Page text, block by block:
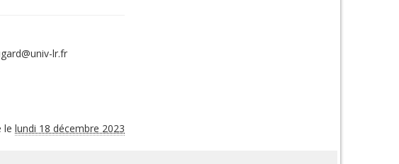
lr.fr
le lundi 18 décembre 2023